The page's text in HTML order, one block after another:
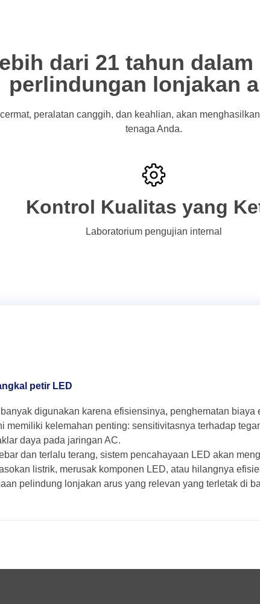
dari 21 tahun
perlindungan lonjakan
peralatan canggih, dan keahlian, akan
tenaga Anda.
Kontrol Kualitas yang
Laboratorium pengujian internal
petir LED
digunakan karena efisiensinya, penghematan biaya
memiliki kelemahan penting: sensitivitasnya terhadap
daya pada jaringan AC.
dan terlalu terang, sistem pencahayaan LED akan
listrik, merusak komponen LED, atau hilangnya
pelindung lonjakan arus yang relevan yang terletak di